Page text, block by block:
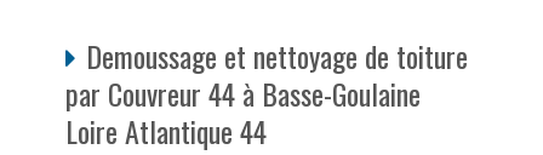
Demoussage et nettoyage de toiture
par Couvreur 44 à Basse-Goulaine
Loire Atlantique 44